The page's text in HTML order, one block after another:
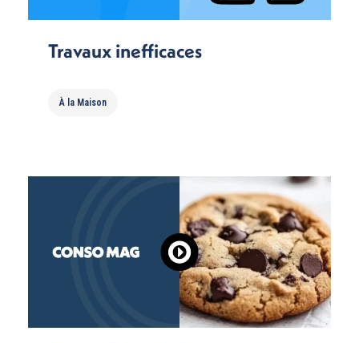
Travaux inefficaces
À la Maison